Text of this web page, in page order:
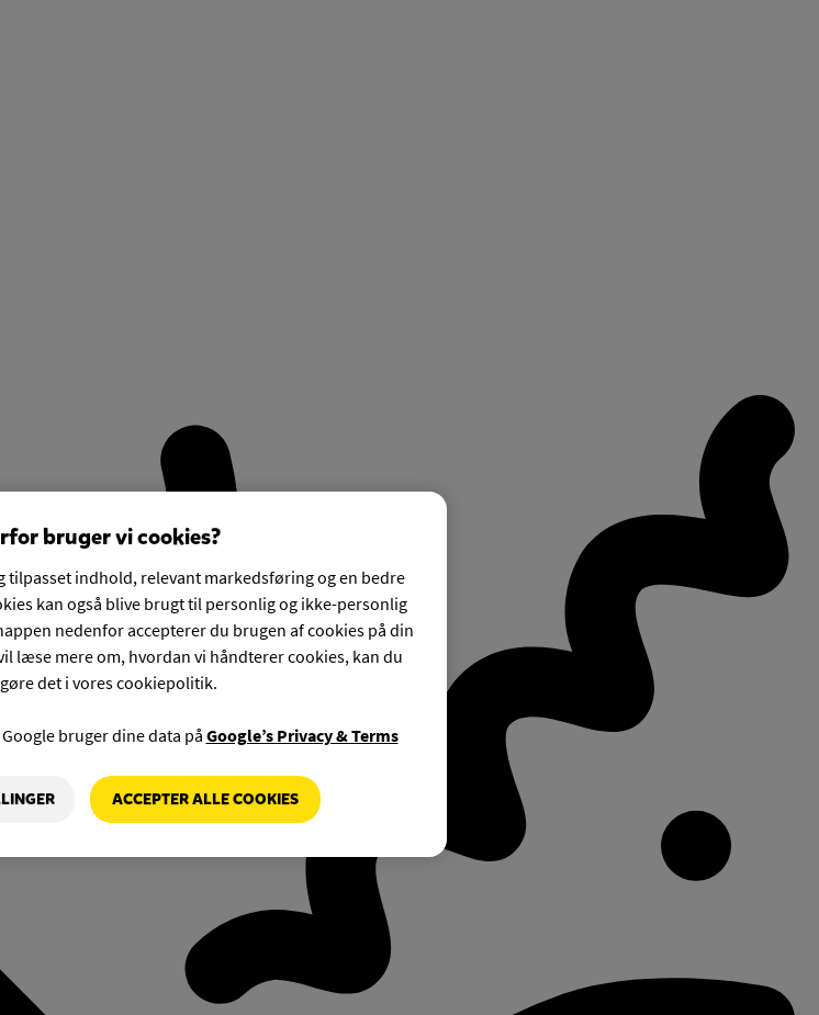
bruger vi cookies?
tilpasset indhold, relevant markedsføring og en bedre
kan også blive brugt til personlig og ikke-personlig
nedenfor accepterer du brugen af cookies på din
læse mere om, hvordan vi håndterer cookies, kan du
det i vores cookiepolitik.
bruger dine data påGoogle’s Privacy & Terms
ACCEPTER ALLE COOKIES